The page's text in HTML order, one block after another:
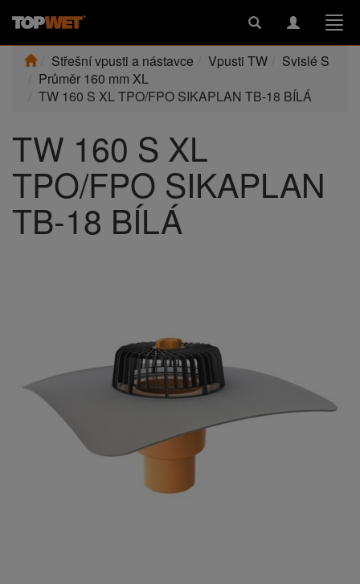
Toggle
Toggle
Střešní vpusti a nástavce
Vpusti TW
Svislé S
Průměr 160 mm XL
TW 160 S XL TPO/FPO SIKAPLAN TB-18 BÍLÁ
TW 160 S XL
TPO/FPO SIKAPLAN
TB-18 BÍLÁ